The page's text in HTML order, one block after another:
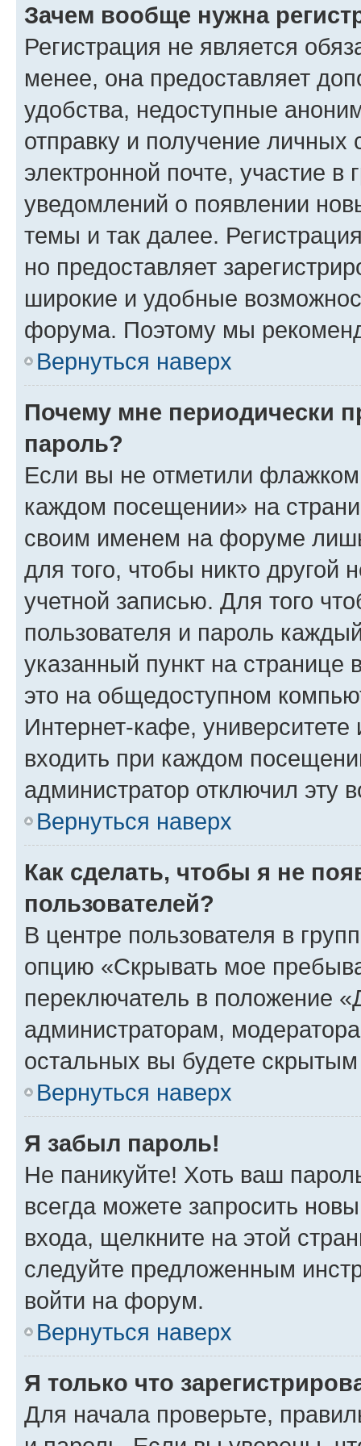
Зачем вообще нужна
Регистрация не является
менее, она предоставляет
удобства, недоступные
отправку и получение
электронной почте, участие в
уведомлений о появлении
темы и так далее.
но предоставляет
широкие и удобные
форума. Поэтому мы
Вернуться наверх
Почему мне периодически
пароль?
Если вы не отметили флажком
каждом посещении» на
своим именем на форуме
для того, чтобы никто другой
учетной записью. Для того
пользователя и пароль
указанный пункт на
это на общедоступном
Интернет-кафе, университете
входить при каждом
администратор отключил эту
Вернуться наверх
Как сделать, чтобы я не
пользователей?
В центре пользователя в
опцию «Скрывать мое
переключатель в положение
администраторам,
остальных вы будете
Вернуться наверх
Я забыл пароль!
Не паникуйте! Хоть ваш
всегда можете запросить
входа, щелкните на этой
следуйте предложенным
войти на форум.
Вернуться наверх
Я только что
Для начала проверьте,